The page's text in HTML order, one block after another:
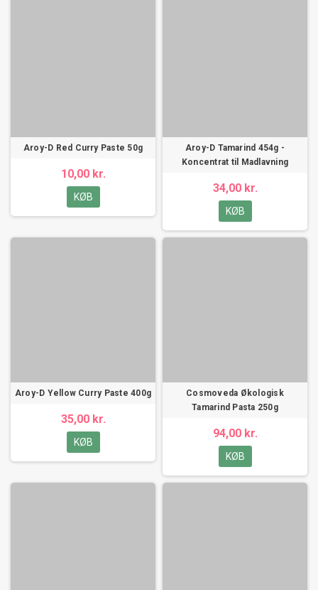
Aroy-D Red Curry Paste 50g
10,00 kr.
KØB
Aroy-D Tamarind 454g -
Koncentrat til Madlavning
34,00 kr.
KØB
Aroy-D Yellow Curry Paste 400g
35,00 kr.
KØB
Cosmoveda Økologisk
Tamarind Pasta 250g
94,00 kr.
KØB